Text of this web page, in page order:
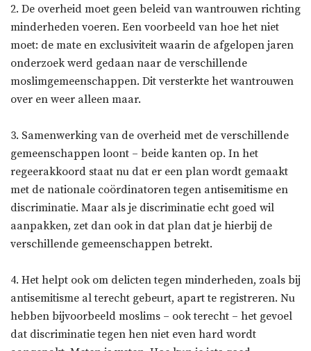
2. De overheid moet geen beleid van wantrouwen richting
minderheden voeren. Een voorbeeld van hoe het niet
moet: de mate en exclusiviteit waarin de afgelopen jaren
onderzoek werd gedaan naar de verschillende
moslimgemeenschappen. Dit versterkte het wantrouwen
over en weer alleen maar.
3. Samenwerking van de overheid met de verschillende
gemeenschappen loont – beide kanten op. In het
regeerakkoord staat nu dat er een plan wordt gemaakt
met de nationale coördinatoren tegen antisemitisme en
discriminatie. Maar als je discriminatie echt goed wil
aanpakken, zet dan ook in dat plan dat je hierbij de
verschillende gemeenschappen betrekt.
4. Het helpt ook om delicten tegen minderheden, zoals bij
antisemitisme al terecht gebeurt, apart te registreren. Nu
hebben bijvoorbeeld moslims – ook terecht – het gevoel
dat discriminatie tegen hen niet even hard wordt